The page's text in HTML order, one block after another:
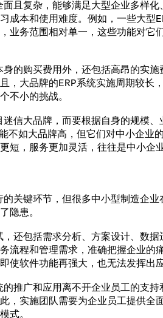
复杂，能够满足大型企业多样化
成本和使用难度。例如，一些大型
业务范围相对单一，这些功能对它
购买费用外，还包括高昂的实施
，大品牌的ERP系统实施周期较长
不小的挑战。
大品牌，而要根据自身的规模、
不如大品牌高，但它们对中小企业
，服务更加灵活，往往是中小企
键环节，但很多中小型制造企业
隐患。
包括需求分析、方案设计、数据
流程和管理需求，准确把握企业的
使软件功能再强大，也无法发挥出
广和应用离不开企业员工的支持
，实施团队需要为企业员工提供全
式。